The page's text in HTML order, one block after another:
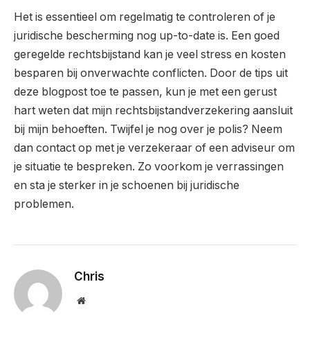
Het is essentieel om regelmatig te controleren of je
juridische bescherming nog up-to-date is. Een goed
geregelde rechtsbijstand kan je veel stress en kosten
besparen bij onverwachte conflicten. Door de tips uit
deze blogpost toe te passen, kun je met een gerust
hart weten dat mijn rechtsbijstandverzekering aansluit
bij mijn behoeften. Twijfel je nog over je polis? Neem
dan contact op met je verzekeraar of een adviseur om
je situatie te bespreken. Zo voorkom je verrassingen
en sta je sterker in je schoenen bij juridische
problemen.
Chris
Website